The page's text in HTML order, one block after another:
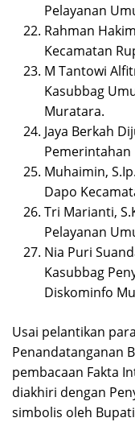
Pelayanan
Rahman
Kecamatan
M Tantowi
Kasubbag
Muratara.
Jaya Berkah
Pemerintahan
Muhaimin,
Dapo
Tri Marianti,
Pelayanan
Nia Puri
Kasubbag
Diskominfo
Usai pelantikan
Penandatanganan
pembacaan Fakta
diakhiri dengan
simbolis oleh